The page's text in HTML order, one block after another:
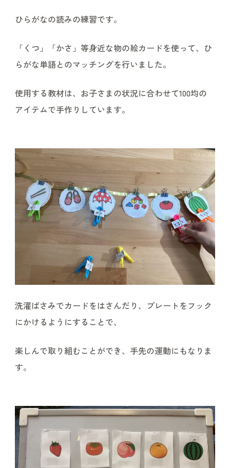
ひらがなの読みの練習です。
「くつ」「かさ」等身近な物の絵カードを使って、ひ
らがな単語とのマッチングを行いました。
使用する教材は、お子さまの状況に合わせて100均の
アイテムで手作りしています。
洗濯ばさみでカードをはさんだり、プレートをフック
にかけるようにすることで、
楽しんで取り組むことができ、手先の運動にもなりま
す。